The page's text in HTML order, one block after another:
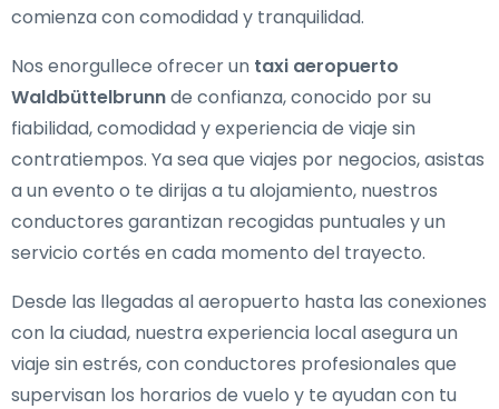
comienza con comodidad y tranquilidad.
Nos enorgullece ofrecer un taxi aeropuerto
Waldbüttelbrunnde confianza, conocido por su
fiabilidad, comodidad y experiencia de viaje sin
contratiempos. Ya sea que viajes por negocios, asistas
a un evento o te dirijas a tu alojamiento, nuestros
conductores garantizan recogidas puntuales y un
servicio cortés en cada momento del trayecto.
Desde las llegadas al aeropuerto hasta las conexiones
con la ciudad, nuestra experiencia local asegura un
viaje sin estrés, con conductores profesionales que
supervisan los horarios de vuelo y te ayudan con tu